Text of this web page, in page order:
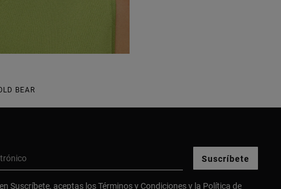
BEAR
Suscríbete
Suscríbete, aceptas losTérminos y Condicionesy la Política de